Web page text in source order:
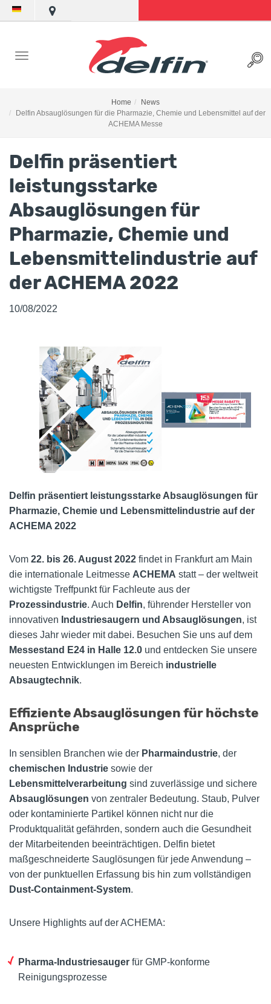
Home
News
Delfin Absauglösungen für die Pharmazie, Chemie und Lebensmittel auf der
ACHEMA Messe
Delfin präsentiert
leistungsstarke
Absauglösungen für
Pharmazie, Chemie und
Lebensmittelindustrie auf
der ACHEMA 2022
10/08/2022
Delfin präsentiert leistungsstarke Absauglösungen für
Pharmazie, Chemie und Lebensmittelindustrie auf der
ACHEMA 2022
Vom 22. bis 26. August 2022 findet in Frankfurt am Main
die internationale Leitmesse ACHEMA statt – der weltweit
wichtigste Treffpunkt für Fachleute aus der
Prozessindustrie. Auch Delfin, führender Hersteller von
innovativen Industriesaugern und Absauglösungen, ist
dieses Jahr wieder mit dabei. Besuchen Sie uns auf dem
Messestand E24 in Halle 12.0 und entdecken Sie unsere
neuesten Entwicklungen im Bereich industrielle
Absaugtechnik.
Effiziente Absauglösungen für höchste
Ansprüche
In sensiblen Branchen wie der Pharmaindustrie, der
chemischen Industrie sowie der
Lebensmittelverarbeitung sind zuverlässige und sichere
Absauglösungen von zentraler Bedeutung. Staub, Pulver
oder kontaminierte Partikel können nicht nur die
Produktqualität gefährden, sondern auch die Gesundheit
der Mitarbeitenden beeinträchtigen. Delfin bietet
maßgeschneiderte Sauglösungen für jede Anwendung –
von der punktuellen Erfassung bis hin zum vollständigen
Dust-Containment-System.
Unsere Highlights auf der ACHEMA:
Pharma-Industriesauger für GMP-konforme
Reinigungsprozesse